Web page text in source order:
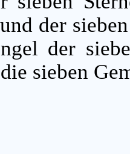
der
der
sieben